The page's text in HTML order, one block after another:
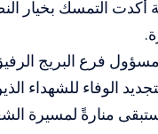
أكدت التمسك بخيار
فرع البريج
الوفاء للشهداء
منارةً لمسيرة